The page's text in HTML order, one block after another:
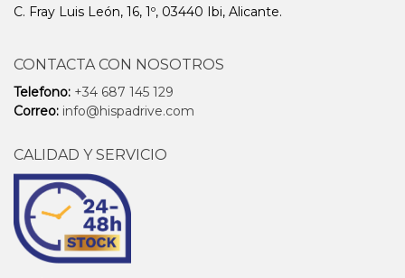
C. Fray Luis León, 16, 1º, 03440 Ibi, Alicante.
CONTACTA CON NOSOTROS
Telefono: +34 687 145 129
Correo: info@hispadrive.com
CALIDAD Y SERVICIO